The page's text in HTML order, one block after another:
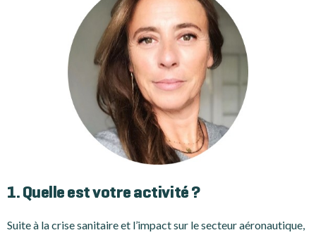
1. Quelle est votre activité ?
Suite à la crise sanitaire et l’impact sur le secteur aéronautique,